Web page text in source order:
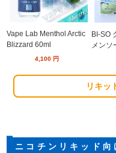
Vape Lab Menthol Arctic
Blizzard 60ml
4,100 円
BI-SO
メンソ
リキッ
ニコチンリキッド